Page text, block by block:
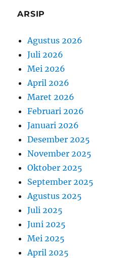
ARSIP
Agustus 2026
Juli 2026
Mei 2026
April 2026
Maret 2026
Februari 2026
Januari 2026
Desember 2025
November 2025
Oktober 2025
September 2025
Agustus 2025
Juli 2025
Juni 2025
Mei 2025
April 2025